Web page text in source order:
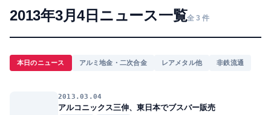
2013年3月4日ニュース一覧全 3 件
本日のニュース アルミ地金・二次合金 レアメタル他 非鉄流通
2013.03.04
アルコニックス三伸、東日本でブスバー販売